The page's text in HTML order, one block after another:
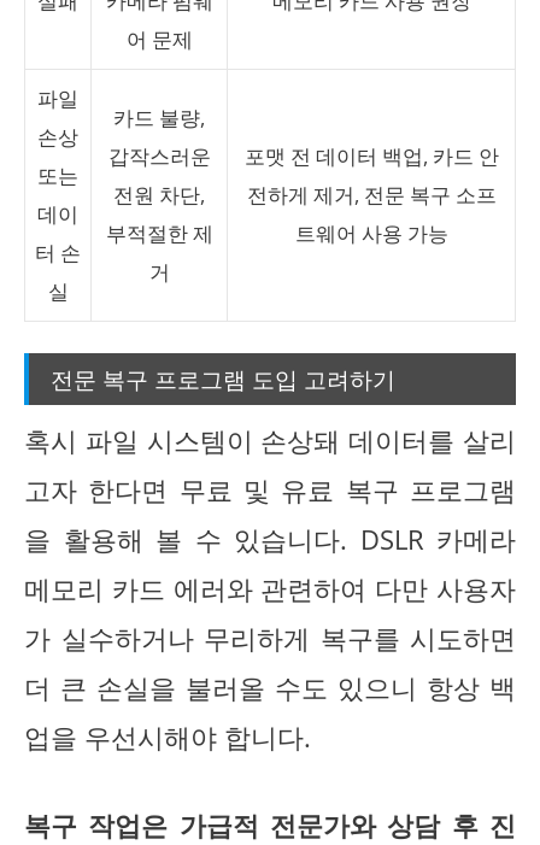
어 문제
파일
손상
또는
데이
터 손
실
카드 불량,
갑작스러운
전원 차단,
부적절한 제
거
포맷 전 데이터 백업, 카드 안
전하게 제거, 전문 복구 소프
트웨어 사용 가능
전문 복구 프로그램 도입 고려하기
혹시 파일 시스템이 손상돼 데이터를 살리
고자 한다면 무료 및 유료 복구 프로그램
을 활용해 볼 수 있습니다. DSLR 카메라
메모리 카드 에러와 관련하여 다만 사용자
가 실수하거나 무리하게 복구를 시도하면
더 큰 손실을 불러올 수도 있으니 항상 백
업을 우선시해야 합니다.
복구 작업은 가급적 전문가와 상담 후 진